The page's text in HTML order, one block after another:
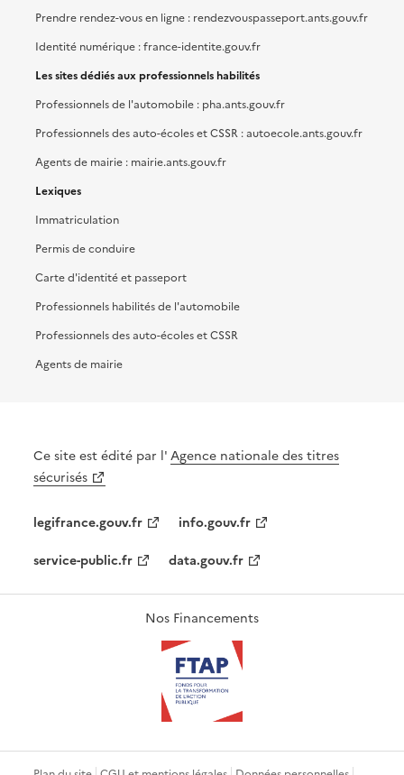
Prendre rendez-vous en ligne : rendezvouspasseport.ants.gouv.fr
Identité numérique : france-identite.gouv.fr
Les sites dédiés aux professionnels habilités
Professionnels de l'automobile : pha.ants.gouv.fr
Professionnels des auto-écoles et CSSR : autoecole.ants.gouv.fr
Agents de mairie : mairie.ants.gouv.fr
Lexiques
Immatriculation
Permis de conduire
Carte d'identité et passeport
Professionnels habilités de l'automobile
Professionnels des auto-écoles et CSSR
Agents de mairie
Ce site est édité par l'Agence nationale des titres
sécurisés
legifrance.gouv.fr
info.gouv.fr
service-public.fr
data.gouv.fr
Nos Financements